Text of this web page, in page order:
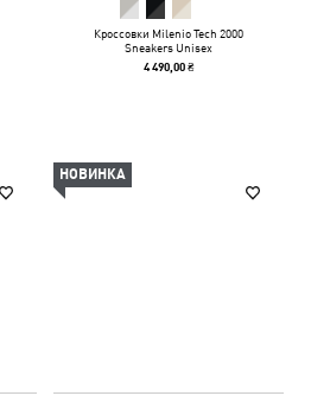
Кроссовки Milenio Tech 2000
Sneakers Unisex
4 490,00 ₴
НОВИНКА